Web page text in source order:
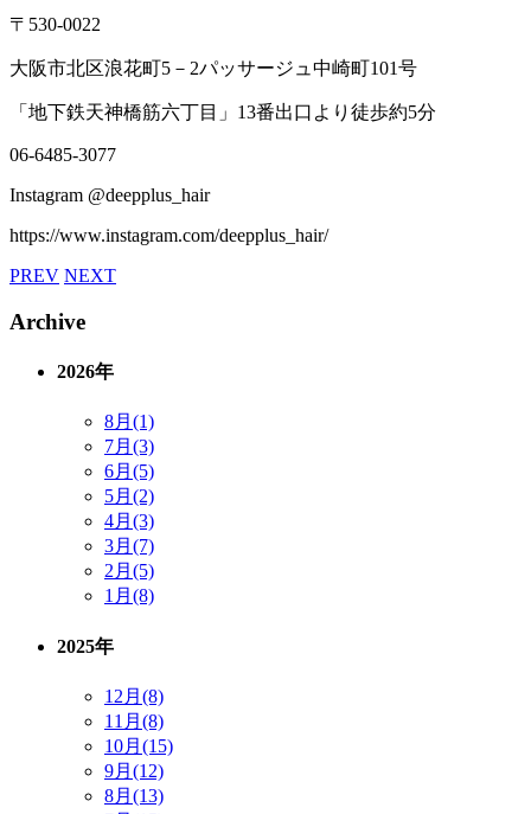
〒530-0022
大阪市北区浪花町5－2パッサージュ中崎町101号
「地下鉄天神橋筋六丁目」13番出口より徒歩約5分
06-6485-3077
Instagram @deepplus_hair
https://www.instagram.com/deepplus_hair/
PREV NEXT
Archive
2026年
8月(1)
7月(3)
6月(5)
5月(2)
4月(3)
3月(7)
2月(5)
1月(8)
2025年
12月(8)
11月(8)
10月(15)
9月(12)
8月(13)